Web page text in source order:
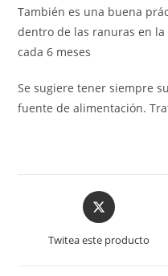
También es una buena
dentro de las ranuras en
cada 6 meses
Se sugiere tener siempre
fuente de alimentación.
Opens
in
new
Twitea este producto